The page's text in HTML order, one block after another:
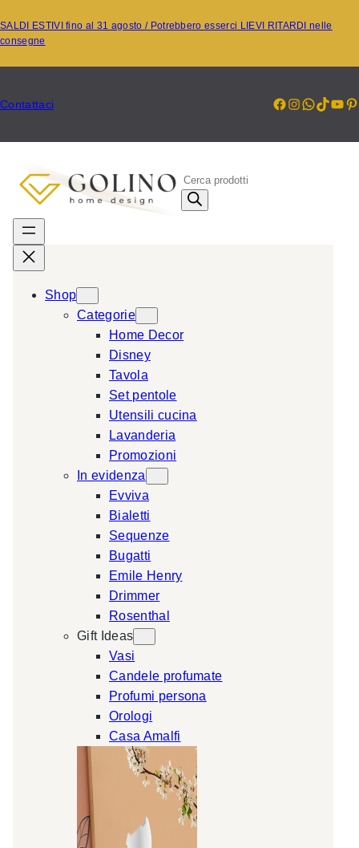
al
contenuto
SALDI ESTIVI fino al 31 agosto / Potrebbero esserci LIEVI RITARDI nelle
consegne
Contattaci Facebook
P
s
c
Shop
Categorie
Home Decor
Disney
Tavola
Set pentole
Utensili cucina
Lavanderia
Promozioni
In evidenza
Evviva
Bialetti
Sequenze
Bugatti
Emile Henry
Drimmer
Rosenthal
Gift Ideas
Vasi
Candele profumate
Profumi persona
Orologi
Casa Amalfi